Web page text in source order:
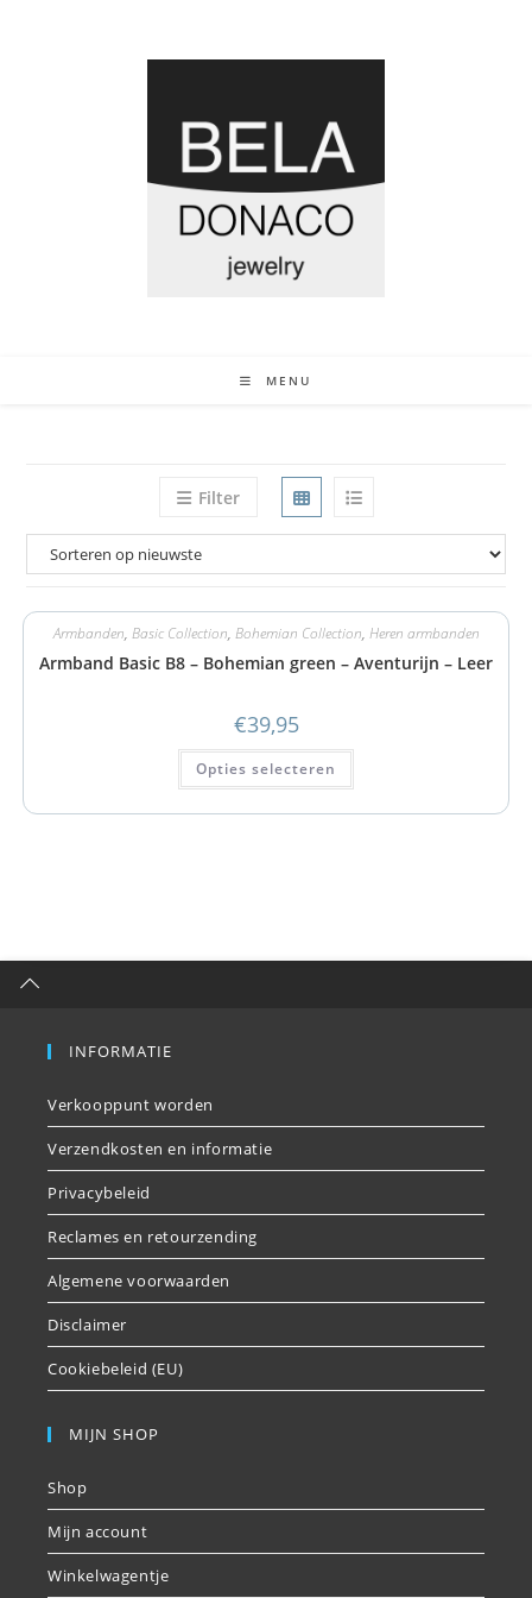
MENU
Filter
Armbanden, Basic Collection, Bohemian Collection, Heren armbanden
Armband Basic B8 – Bohemian green – Aventurijn – Leer
€39,95
Opties selecteren
INFORMATIE
Verkooppunt worden
Verzendkosten en informatie
Privacybeleid
Reclames en retourzending
Algemene voorwaarden
Disclaimer
Cookiebeleid (EU)
MIJN SHOP
Shop
Mijn account
Winkelwagentje